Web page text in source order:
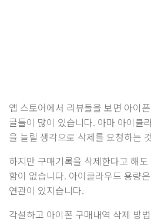
앱 스토어에서 리뷰들을 보면 아이
글들이 많이 있습니다. 아마 아이클
을 늘릴 생각으로 삭제를 요청하는
하지만 구매기록을 삭제한다고 해
함이 없습니다. 아이클라우드 용량
연관이 있지습니다.
각설하고 아이폰 구매내역 삭제 방